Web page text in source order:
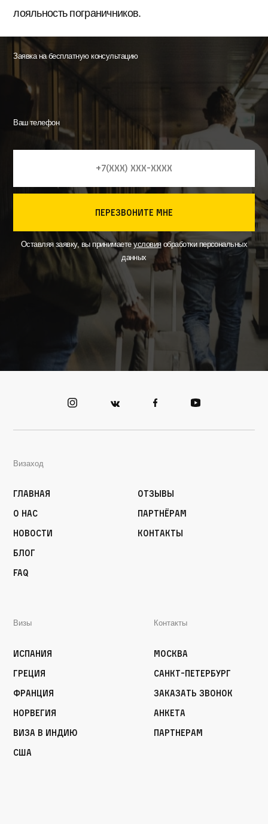
лояльность пограничников.
Заявка на бесплатную консультацию
Ваш телефон
перезвоните мне
Оставляя заявку, вы принимаетеусловияобработки персональных
данных
Визаход
Главная
О нас
Новости
Блог
FAQ
Отзывы
Партнёрам
Контакты
Визы
Испания
Греция
Франция
Норвегия
Виза в Индию
США
Контакты
Москва
Санкт-Петербург
Заказать звонок
Анкета
Партнерам